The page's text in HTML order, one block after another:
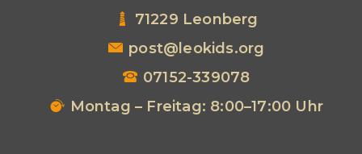
71229 Leonberg
post@leokids.org
07152-339078
Montag – Freitag: 8:00–17:00 Uhr